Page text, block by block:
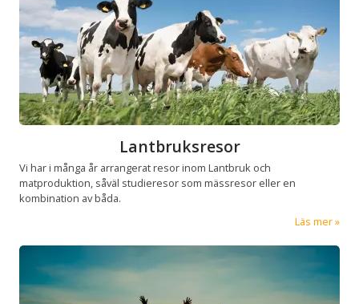
Lantbruksresor
Vi har i många år arrangerat resor inom Lantbruk och
matproduktion, såväl studieresor som mässresor eller en
kombination av båda.
Läs mer